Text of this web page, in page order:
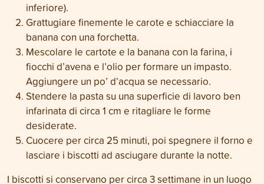
inferiore).
Grattugiare finemente le carote e schiacciare la
banana con una forchetta.
Mescolare le cartote e la banana con la farina, i
fiocchi d’avena e l’olio per formare un impasto.
Aggiungere un po’ d’acqua se necessario.
Stendere la pasta su una superficie di lavoro ben
infarinata di circa 1 cm e ritagliare le forme
desiderate.
Cuocere per circa 25 minuti, poi spegnere il forno e
lasciare i biscotti ad asciugare durante la notte.
I biscotti si conservano per circa 3 settimane in un luogo